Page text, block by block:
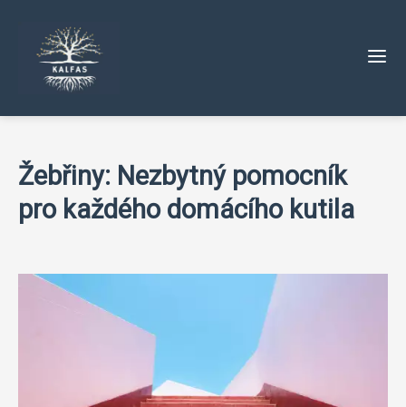
Žebřiny: Nezbytný pomocník
pro každého domácího kutila